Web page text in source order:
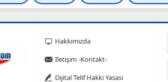
Hakkımızda
Iletişim -Kontakt-
Dijital Telif Hakki Yasası